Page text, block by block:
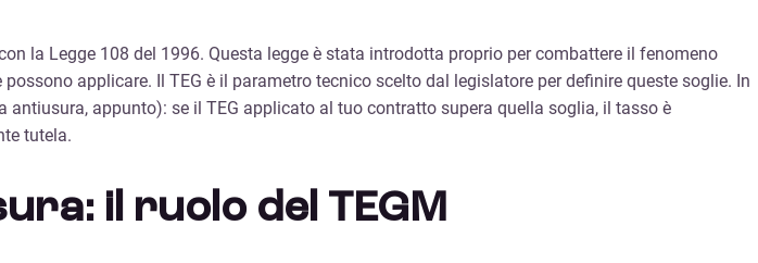
la Legge 108 del 1996. Questa legge è stata introdotta proprio per combattere il fenomeno
applicare. Il TEG è il parametro tecnico scelto dal legislatore per definire queste soglie. In
appunto): se il TEG applicato al tuo contratto supera quella soglia, il tasso è
tutela.
il ruolo del TEGM